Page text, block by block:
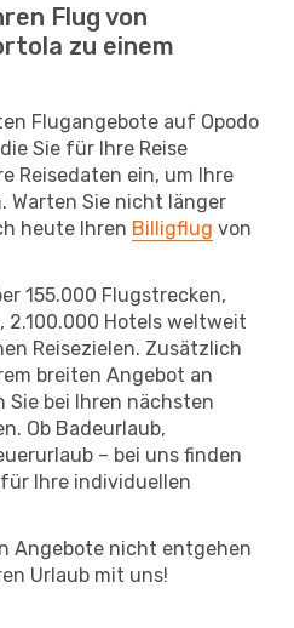
Flug von
zu einem
Flugangebote auf Opodo
Sie für Ihre Reise
Reisedaten ein, um Ihre
Warten Sie nicht länger
heute Ihren Billigflug von
155.000 Flugstrecken,
Hotels weltweit
Reisezielen. Zusätzlich
breiten Angebot an
Sie bei Ihren nächsten
Ob Badeurlaub,
– bei uns finden
Ihre individuellen
Angebote nicht entgehen
Urlaub mit uns!